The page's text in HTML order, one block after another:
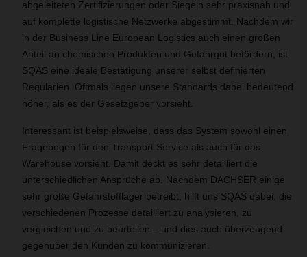
abgeleiteten Zertifizierungen oder Siegeln sehr praxisnah und
auf komplette logistische Netzwerke abgestimmt. Nachdem wir
in der Business Line European Logistics auch einen großen
Anteil an chemischen Produkten und Gefahrgut befördern, ist
SQAS eine ideale Bestätigung unserer selbst definierten
Regularien. Oftmals liegen unsere Standards dabei bedeutend
höher, als es der Gesetzgeber vorsieht.
Interessant ist beispielsweise, dass das System sowohl einen
Fragebogen für den Transport Service als auch für das
Warehouse vorsieht. Damit deckt es sehr detailliert die
unterschiedlichen Ansprüche ab. Nachdem DACHSER einige
sehr große Gefahrstofflager betreibt, hilft uns SQAS dabei, die
verschiedenen Prozesse detailliert zu analysieren, zu
vergleichen und zu beurteilen – und dies auch überzeugend
gegenüber den Kunden zu kommunizieren.